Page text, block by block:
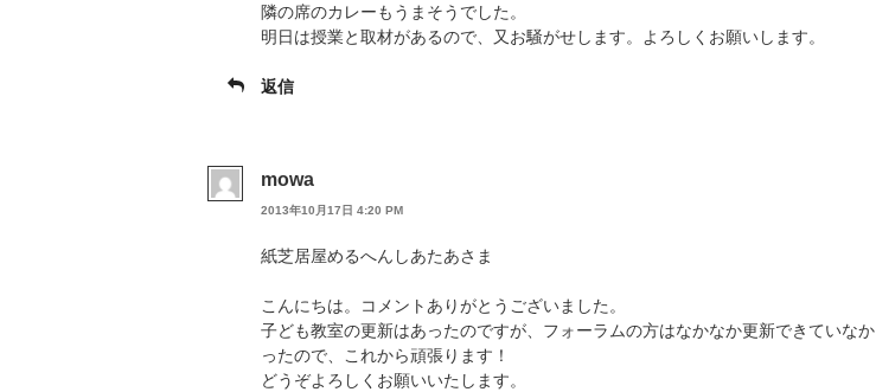
隣の席のカレーもうまそうでした。
明日は授業と取材があるので、又お騒がせします。よろしくお願いします。
返信
mowa
2013年10月17日 4:20 PM
紙芝居屋めるへんしあたあさま
こんにちは。コメントありがとうございました。
子ども教室の更新はあったのですが、フォーラムの方はなかなか更新できていなか
ったので、これから頑張ります！
どうぞよろしくお願いいたします。